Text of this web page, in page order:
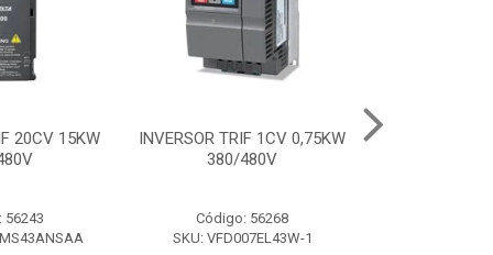
20CV 15KW
56243
INVERSOR TRIF 1CV 0,75KW
380/480V
Código: 56268
SKU: VFD007EL43W-1